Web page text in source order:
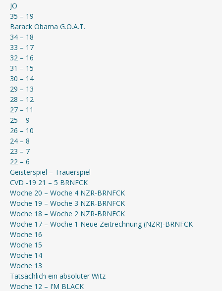
JO
35 – 19
Barack Obama G.O.A.T.
34 – 18
33 – 17
32 – 16
31 – 15
30 – 14
29 – 13
28 – 12
27 – 11
25 – 9
26 – 10
24 – 8
23 – 7
22 – 6
Geisterspiel – Trauerspiel
CVD -19 21 – 5 BRNFCK
Woche 20 – Woche 4 NZR-BRNFCK
Woche 19 – Woche 3 NZR-BRNFCK
Woche 18 – Woche 2 NZR-BRNFCK
Woche 17 – Woche 1 Neue Zeitrechnung (NZR)-BRNFCK
Woche 16
Woche 15
Woche 14
Woche 13
Tatsächlich ein absoluter Witz
Woche 12 – I’M BLACK